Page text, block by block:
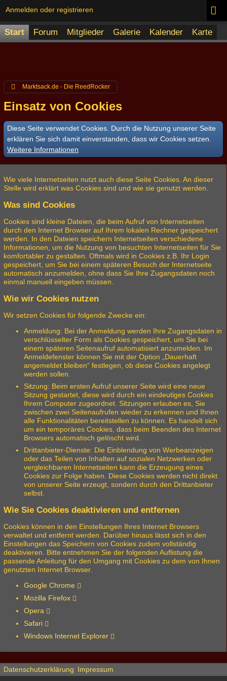
Anmelden oder registrieren
Start Forum Mitglieder Galerie Kalender Karte
Marktsack.de - Die ReedRocker
Einsatz von Cookies
Diese Seite verwendet Cookies. Durch die Nutzung unserer Seite
erklären Sie sich damit einverstanden, dass wir Cookies setzen.
Weitere Informationen
Wie viele Internetseiten nutzt auch diese Seite Cookies. An dieser
Stelle wird erklärt was Cookies sind und wie sie genutzt werden.
Was sind Cookies
Cookies sind kleine Dateien, die beim Aufruf von Internetseiten
durch den Internet Browser auf Ihrem lokalen Rechner gespeichert
werden. In den Dateien speichern Internetseiten verschiedene
Informationen, um die Nutzung von besuchten Internetseiten für Sie
komfortabler zu gestalten. Oftmals wird in Cookies z.B. Ihr Login
gespeichert, um Sie bei einem späteren Besuch der Internetseite
automatisch anzumelden, ohne dass Sie Ihre Zugangsdaten noch
einmal manuell eingeben müssen.
Wie wir Cookies nutzen
Wir setzen Cookies für folgende Zwecke ein:
Anmeldung: Bei der Anmeldung werden Ihre Zugangsdaten in
verschlüsselter Form als Cookies gespeichert, um Sie bei
einem späteren Seitenaufruf automatisiert anzumelden. Im
Anmeldefenster können Sie mit der Option „Dauerhaft
angemeldet bleiben“ festlegen, ob diese Cookies angelegt
werden sollen.
Sitzung: Beim ersten Aufruf unserer Seite wird eine neue
Sitzung gestartet, diese wird durch ein eindeutiges Cookies
Ihrem Computer zugeordnet. Sitzungen erlauben es, Sie
zwischen zwei Seitenaufrufen wieder zu erkennen und Ihnen
alle Funktionalitäten bereitstellen zu können. Es handelt sich
um ein temporäres Cookies, dass beim Beenden des Internet
Browsers automatisch gelöscht wird.
Drittanbieter-Dienste: Die Einblendung von Werbeanzeigen
oder das Teilen von Inhalten auf sozialen Netzwerken oder
vergleichbaren Internetseiten kann die Erzeugung eines
Cookies zur Folge haben. Diese Cookies werden nicht direkt
von unserer Seite erzeugt, sondern durch den Drittanbieter
selbst.
Wie Sie Cookies deaktivieren und entfernen
Cookies können in den Einstellungen Ihres Internet Browsers
verwaltet und entfernt werden. Darüber hinaus lässt sich in den
Einstellungen das Speichern von Cookies zudem vollständig
deaktivieren. Bitte entnehmen Sie der folgenden Auflistung die
passende Anleitung für den Umgang mit Cookies zu dem von Ihnen
genutzten Internet Browser.
Google Chrome
Mozilla Firefox
Opera
Safari
Windows Internet Explorer
Datenschutzerklärung Impressum